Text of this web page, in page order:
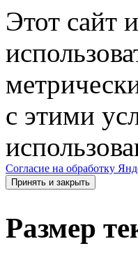
Этот сайт
с этими
Согласие на обработку
Принять и закрыть
Размер